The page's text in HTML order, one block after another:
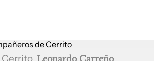
Leonardo Carreño